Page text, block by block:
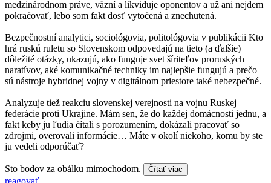
medzinárodnom práve, väzní a likviduje oponentov a už ani nejdem
pokračovať, lebo som fakt dosť vytočená a znechutená.
Bezpečnostní analytici, sociológovia, politológovia v publikácii Kto
hrá ruskú ruletu so Slovenskom odpovedajú na tieto (a ďalšie)
dôležité otázky, ukazujú, ako funguje svet šíriteľov proruských
naratívov, aké komunikačné techniky im najlepšie fungujú a prečo
sú nástroje hybridnej vojny v digitálnom priestore také nebezpečné.
Analyzuje tiež reakciu slovenskej verejnosti na vojnu Ruskej
federácie proti Ukrajine. Mám sen, že do každej domácnosti jednu, a
fakt keby ju ľudia čítali s porozumením, dokázali pracovať so
zdrojmi, overovali informácie… Máte v okolí niekoho, komu by ste
ju vedeli odporúčať?
Sto bodov za obálku mimochodom. Čítať viac
reagovať